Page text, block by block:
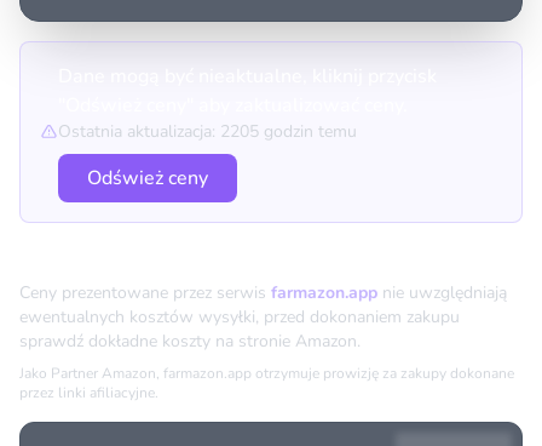
Ostatnia aktualizacja: 2205 godzin temu
Odśwież ceny
Ceny prezentowane przez serwis farmazon.app nie uwzględniają
ewentualnych kosztów wysyłki, przed dokonaniem zakupu
sprawdź dokładne koszty na stronie Amazon.
Jako Partner Amazon, farmazon.app otrzymuje prowizję za zakupy dokonane
przez linki afiliacyjne.